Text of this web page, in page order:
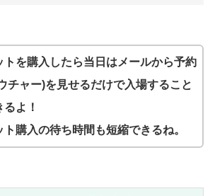
トを購入したら当日はメールから予約
チャー)を見せるだけで入場すること
よ！
ト購入の待ち時間も短縮できるね。